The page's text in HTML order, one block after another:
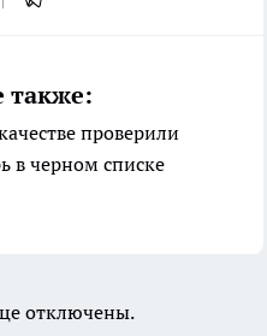
также:
проверили
в черном списке
отключены.